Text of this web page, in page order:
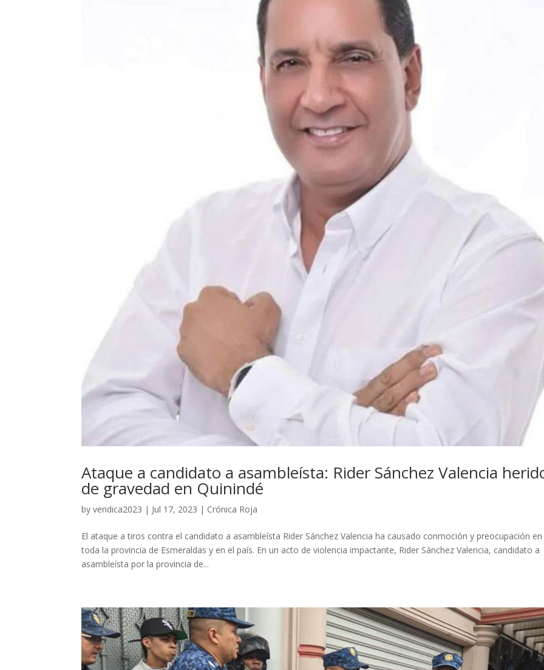
Ataque a candidato a asambleísta: Rider Sánchez Valencia
de gravedad en Quinindé
byveridica2023 | Jul 17, 2023 | Crónica Roja
El ataque a tiros contra el candidato a asambleísta Rider Sánchez Valencia ha causado conmoción y preocupación en
toda la provincia de Esmeraldas y en el país. En un acto de violencia impactante, Rider Sánchez Valencia, candidato a
asambleísta por la provincia de...